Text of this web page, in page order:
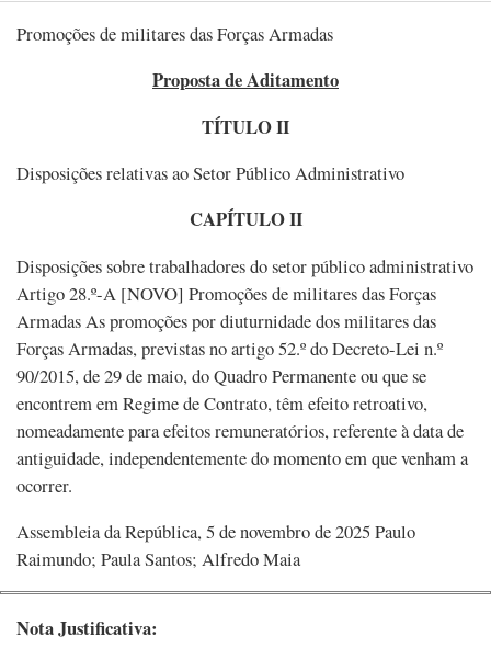
Promoções de militares das Forças Armadas
Proposta de Aditamento
TÍTULO II
Disposições relativas ao Setor Público Administrativo
CAPÍTULO II
Disposições sobre trabalhadores do setor público administrativo
Artigo 28.º-A [NOVO] Promoções de militares das Forças
Armadas As promoções por diuturnidade dos militares das
Forças Armadas, previstas no artigo 52.º do Decreto-Lei n.º
90/2015, de 29 de maio, do Quadro Permanente ou que se
encontrem em Regime de Contrato, têm efeito retroativo,
nomeadamente para efeitos remuneratórios, referente à data de
antiguidade, independentemente do momento em que venham a
ocorrer.
Assembleia da República, 5 de novembro de 2025 Paulo
Raimundo; Paula Santos; Alfredo Maia
Nota Justificativa: